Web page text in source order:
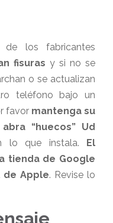
los fabricantes
fisuras y si no se
o se actualizan
teléfono bajo un
favor mantenga su
“huecos” Ud
lo que instala. El
tienda de Google
Apple. Revise lo